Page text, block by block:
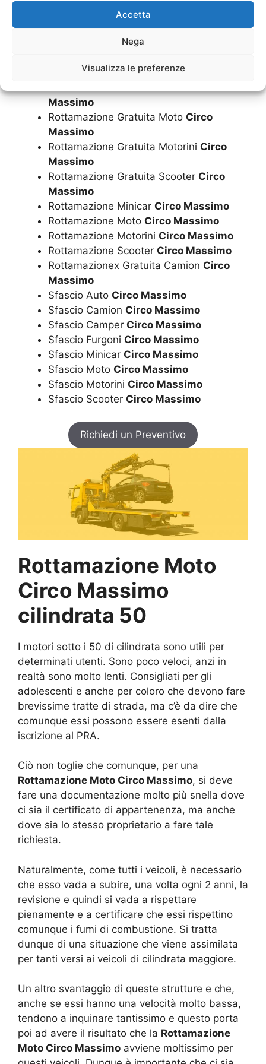
Accetta
Nega
Visualizza le preferenze
Rottamazione Gratuita CamperCirco
Massimo
Massimo
Rottamazione Gratuita Moto Circo
Massimo
Rottamazione Gratuita Motorini Circo
Massimo
Rottamazione Gratuita Scooter Circo
Massimo
Rottamazione Minicar Circo Massimo
Rottamazione Moto Circo Massimo
Rottamazione Motorini Circo Massimo
Rottamazione Scooter Circo Massimo
Rottamazionex Gratuita Camion Circo
Massimo
Sfascio Auto Circo Massimo
Sfascio Camion Circo Massimo
Sfascio Camper Circo Massimo
Sfascio Furgoni Circo Massimo
Sfascio Minicar Circo Massimo
Sfascio Moto Circo Massimo
Sfascio Motorini Circo Massimo
Sfascio Scooter Circo Massimo
Richiedi un Preventivo
Rottamazione Moto
Circo Massimo
cilindrata 50
I motori sotto i 50 di cilindrata sono utili per
determinati utenti. Sono poco veloci, anzi in
realtà sono molto lenti. Consigliati per gli
adolescenti e anche per coloro che devono fare
brevissime tratte di strada, ma c’è da dire che
comunque essi possono essere esenti dalla
iscrizione al PRA.
Ciò non toglie che comunque, per una
Rottamazione Moto Circo Massimo, si deve
fare una documentazione molto più snella dove
ci sia il certificato di appartenenza, ma anche
dove sia lo stesso proprietario a fare tale
richiesta.
Naturalmente, come tutti i veicoli, è necessario
che esso vada a subire, una volta ogni 2 anni, la
revisione e quindi si vada a rispettare
pienamente e a certificare che essi rispettino
comunque i fumi di combustione. Si tratta
dunque di una situazione che viene assimilata
per tanti versi ai veicoli di cilindrata maggiore.
Un altro svantaggio di queste strutture e che,
anche se essi hanno una velocità molto bassa,
tendono a inquinare tantissimo e questo porta
poi ad avere il risultato che la Rottamazione
Moto Circo Massimo avviene moltissimo per